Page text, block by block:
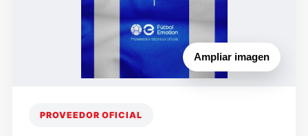
Ampliar imagen
PROVEEDOR OFICIAL